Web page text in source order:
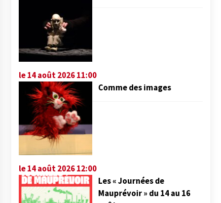
le 14 août 2026 11:00
Comme des images
le 14 août 2026 12:00
Les « Journées de
Mauprévoir » du 14 au 16